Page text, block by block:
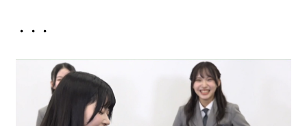
・・・